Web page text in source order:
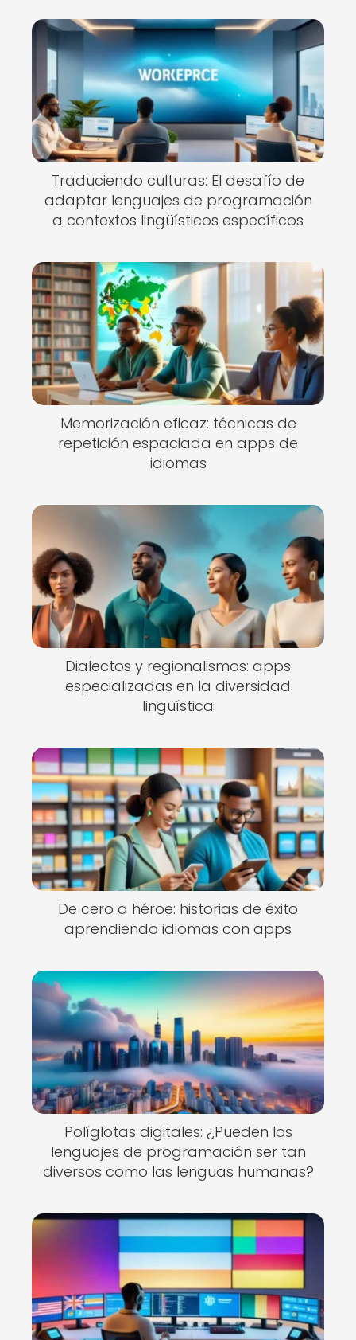
Traduciendo culturas: El desafío de
adaptar lenguajes de programación
a contextos lingüísticos específicos
Memorización eficaz: técnicas de
repetición espaciada en apps de
idiomas
Dialectos y regionalismos: apps
especializadas en la diversidad
lingüística
De cero a héroe: historias de éxito
aprendiendo idiomas con apps
Políglotas digitales: ¿Pueden los
lenguajes de programación ser tan
diversos como las lenguas humanas?